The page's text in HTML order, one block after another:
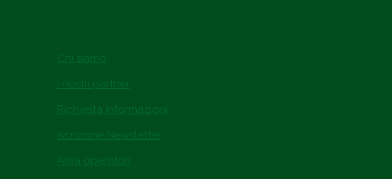
Chi siamo
I nostri partner
Richiesta informazioni
Iscrizione Newsletter
Area operatori